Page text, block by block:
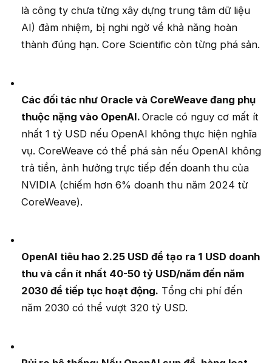
là công ty chưa từng xây dựng trung tâm dữ liệu
AI) đảm nhiệm, bị nghi ngờ về khả năng hoàn
thành đúng hạn. Core Scientific còn từng phá sản.
Các đối tác như Oracle và CoreWeave đang phụ
thuộc nặng vào OpenAI.Oracle có nguy cơ mất ít
nhất 1 tỷ USD nếu OpenAI không thực hiện nghĩa
vụ. CoreWeave có thể phá sản nếu OpenAI không
trả tiền, ảnh hưởng trực tiếp đến doanh thu của
NVIDIA (chiếm hơn 6% doanh thu năm 2024 từ
CoreWeave).
OpenAI tiêu hao 2.25 USD để tạo ra 1 USD doanh
thu và cần ít nhất 40-50 tỷ USD/năm đến năm
2030 để tiếp tục hoạt động. Tổng chi phí đến
năm 2030 có thể vượt 320 tỷ USD.